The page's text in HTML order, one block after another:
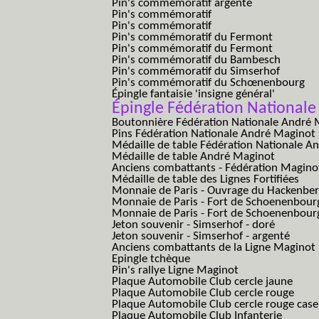
Pin's commémoratif argenté
Pin's commémoratif
Pin's commémoratif
Pin's commémoratif du Fermont
Pin's commémoratif du Fermont
Pin's commémoratif du Bambesch
Pin's commémoratif du Simserhof
Pin's commémoratif du Schœnenbourg
Épingle fantaisie 'insigne général'
Épingle Fédération
Boutonnière Fédération Nationale André
Pins Fédération Nationale André Maginot
Médaille de table Fédération Nationale
Médaille de table André Maginot
Anciens combattants - Fédération
Médaille de table des Lignes Fortifiées
Monnaie de Paris - Ouvrage du
Monnaie de Paris - Fort de
Monnaie de Paris - Fort de
Jeton souvenir - Simserhof - doré
Jeton souvenir - Simserhof - argenté
Anciens combattants de la Ligne Maginot
Epingle tchèque
Pin's rallye Ligne Maginot
Plaque Automobile Club cercle jaune
Plaque Automobile Club cercle rouge
Plaque Automobile Club cercle rouge
Plaque Automobile Club Infanterie